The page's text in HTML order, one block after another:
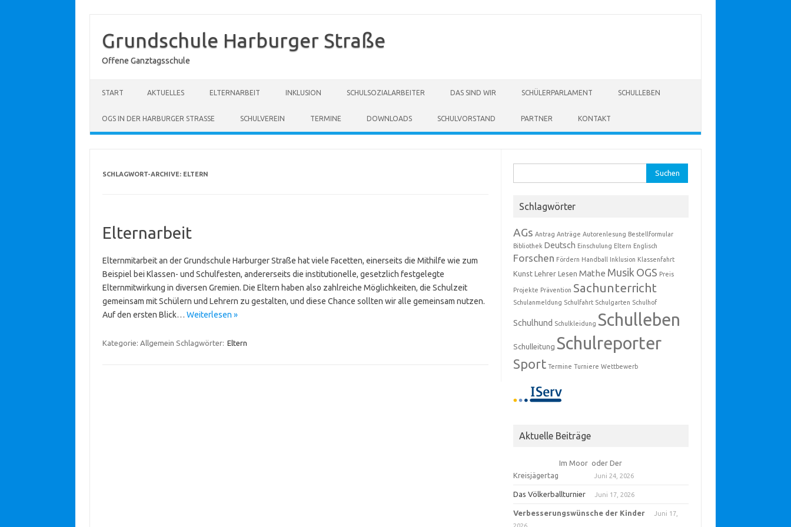
Grundschule Harburger Straße
Offene Ganztagsschule
START AKTUELLES ELTERNARBEIT INKLUSION SCHULSOZIALARBEITER DAS SIND WIR SCHÜLERPARLAMENT SCHULLEBEN
OGS IN DER HARBURGER STRASSE SCHULVEREIN TERMINE DOWNLOADS SCHULVORSTAND PARTNER KONTAKT
SCHLAGWORT-ARCHIVE: ELTERN
Elternarbeit
Elternmitarbeit an der Grundschule Harburger Straße hat viele Facetten, einerseits die Mithilfe wie zum
Beispiel bei Klassen- und Schulfesten, andererseits die institutionelle, gesetzlich festgelegte
Elternmitwirkung in diversen Gremien. Die Eltern haben also zahlreiche Möglichkeiten, die Schulzeit
gemeinsam mit Schülern und Lehrern zu gestalten, und diese Chance sollten wir alle gemeinsam nutzen.
Auf den ersten Blick… Weiterlesen »
Kategorie: Allgemein Schlagwörter: Eltern
nach:
Schlagwörter
AGs Antrag Anträge Autorenlesung Bestellformular
Bibliothek Deutsch Einschulung Eltern Englisch
Forschen Fördern Handball Inklusion Klassenfahrt
Kunst Lehrer Lesen Mathe Musik OGS Preis
Projekte Prävention Sachunterricht
Schulanmeldung Schulfahrt Schulgarten Schulhof
Schulhund Schulkleidung Schulleben
Schulleitung Schulreporter
Sport Termine Turniere Wettbewerb
Aktuelle Beiträge
Im Moor oder Der
Kreisjägertag
Juni 24, 2026
Das Völkerballturnier Juni 17, 2026
Verbesserungswünsche der Kinder
Juni 17,